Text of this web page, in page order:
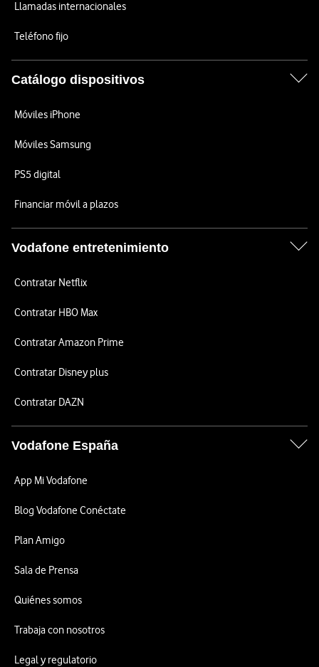
Llamadas internacionales
Teléfono fijo
Catálogo dispositivos
Móviles iPhone
Móviles Samsung
PS5 digital
Financiar móvil a plazos
Vodafone entretenimiento
Contratar Netflix
Contratar HBO Max
Contratar Amazon Prime
Contratar Disney plus
Contratar DAZN
Vodafone España
App Mi Vodafone
Blog Vodafone Conéctate
Plan Amigo
Sala de Prensa
Quiénes somos
Trabaja con nosotros
Legal y regulatorio